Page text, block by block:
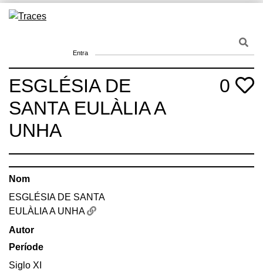
Skip
Entra
ESGLÉSIA DE
SANTA EULÀLIA A
UNHA
0
Nom
ESGLÉSIA DE SANTA
EULÀLIA A UNHA
Autor
Període
Siglo XI